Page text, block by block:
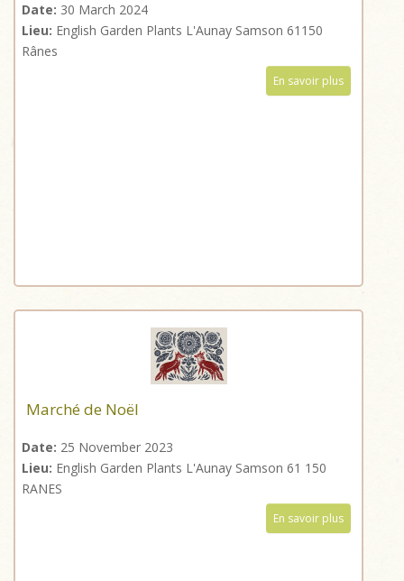
Date: 30 March 2024
Lieu: English Garden Plants L'Aunay Samson 61150
Rânes
En savoir plus
Marché de Noël
Date: 25 November 2023
Lieu: English Garden Plants L'Aunay Samson 61 150
RANES
En savoir plus